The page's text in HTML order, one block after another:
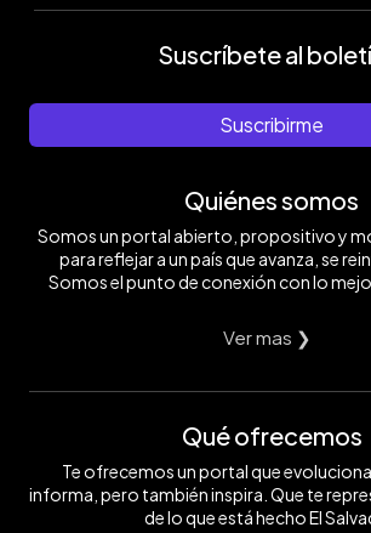
Suscríbete al
Suscribirme
Quiénes somos
Somos un portal abierto, propositivo y
para reflejar a un país que avanza, se
Somos el punto de conexión con lo
Ver mas ❯
Qué ofrecemos
Te ofrecemos un portal que
informa, pero también inspira. Que te
de lo que está hecho El